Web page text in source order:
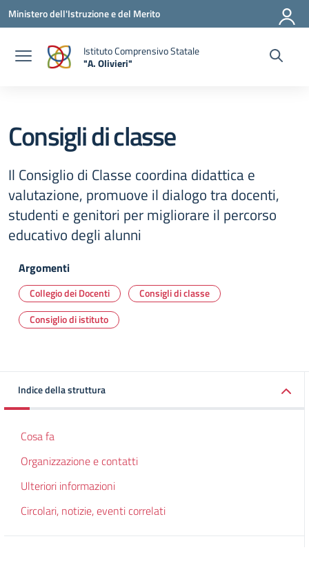
Vai ai contenuti
Vai al menu di navigazione
Vai al footer
Ministero dell'Istruzione e del Merito
Istituto Comprensivo Statale
"A. Olivieri"
Consigli di classe
Il Consiglio di Classe coordina didattica e
valutazione, promuove il dialogo tra docenti,
studenti e genitori per migliorare il percorso
educativo degli alunni
Argomenti
Collegio dei Docenti
Consigli di classe
Consiglio di istituto
Indice della struttura
Cosa fa
Organizzazione e contatti
Ulteriori informazioni
Circolari, notizie, eventi correlati